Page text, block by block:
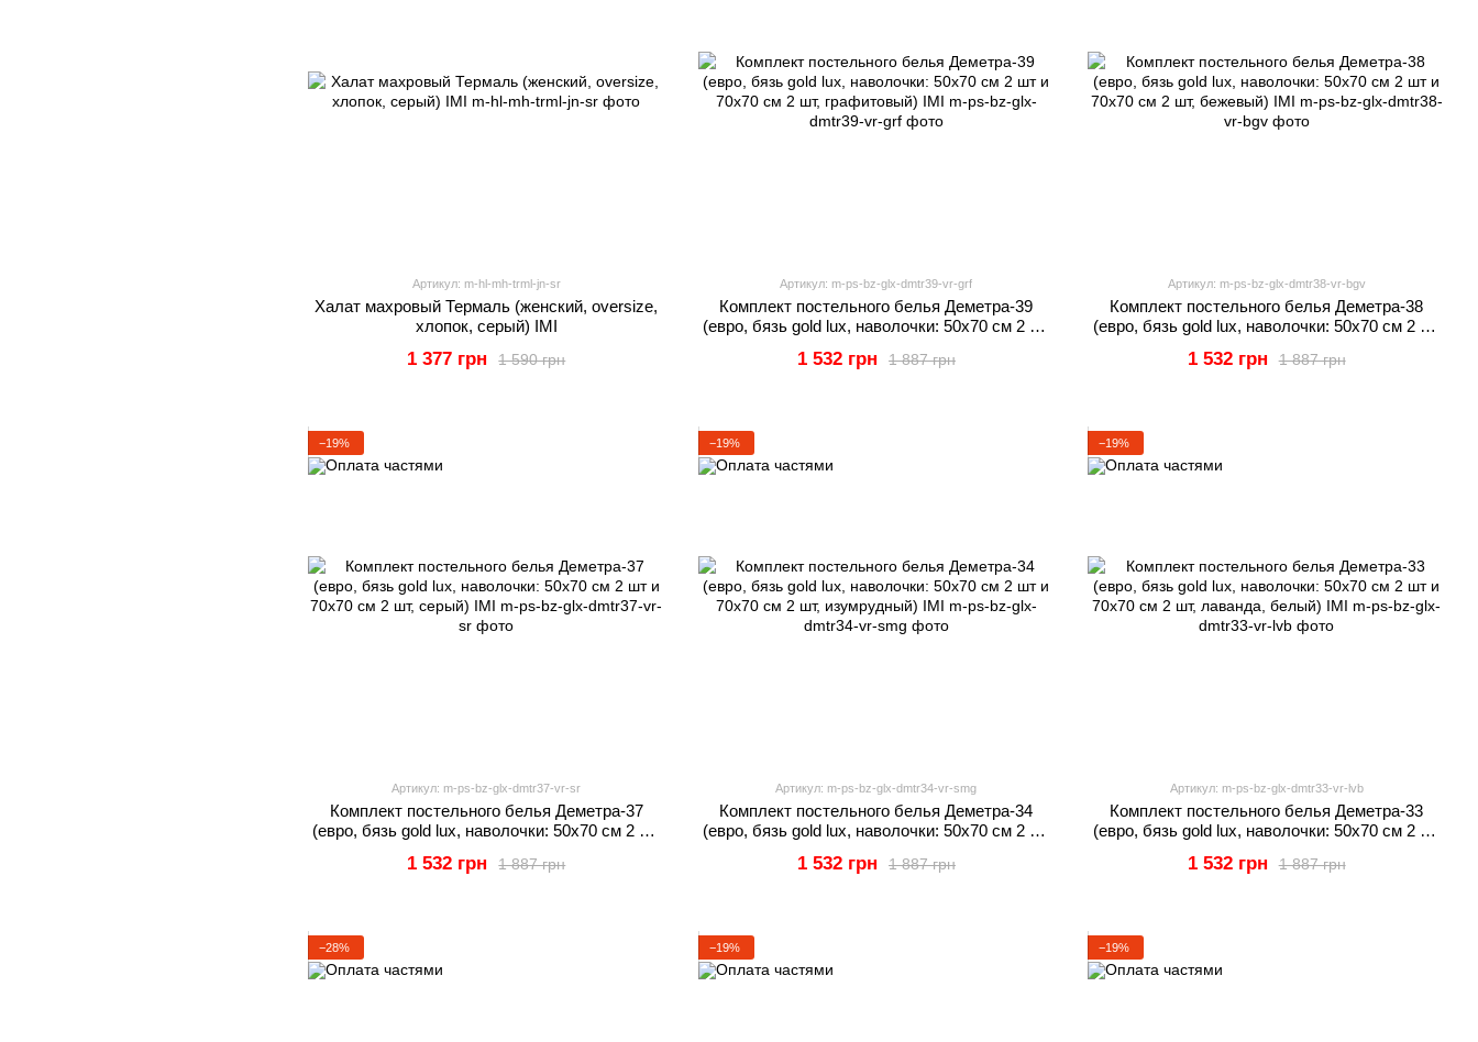
Артикул: m-hl-mh-trml-jn-sr
Халат махровый Термаль (женский, oversize,
хлопок, серый) IMI
1 590 грн
1 377 грн
Артикул: m-ps-bz-glx-dmtr39-vr-grf
Комплект постельного белья Деметра-39
(евро, бязь gold lux, наволочки: 50х70 см 2 шт
1 887 грн
1 532 грн
Артикул: m-ps-bz-glx-dmtr38-vr-bgv
Комплект постельного белья Деметра-38
(евро, бязь gold lux, наволочки: 50х70 см 2 шт
1 887 грн
1 532 грн
−19%
Артикул: m-ps-bz-glx-dmtr37-vr-sr
Комплект постельного белья Деметра-37
(евро, бязь gold lux, наволочки: 50х70 см 2 шт
1 887 грн
1 532 грн
−19%
Артикул: m-ps-bz-glx-dmtr34-vr-smg
Комплект постельного белья Деметра-34
(евро, бязь gold lux, наволочки: 50х70 см 2 шт
1 887 грн
1 532 грн
−19%
Артикул: m-ps-bz-glx-dmtr33-vr-lvb
Комплект постельного белья Деметра-33
(евро, бязь gold lux, наволочки: 50х70 см 2 шт
1 887 грн
1 532 грн
−28% −19% −19%